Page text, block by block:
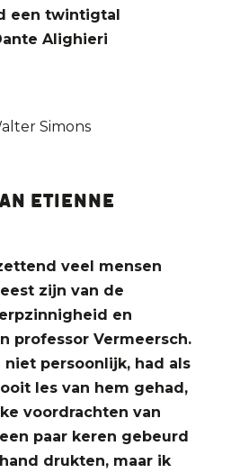
een twintigtal
Alighieri
Etienne
veel mensen
zijn van de
en
professor Vermeersch.
persoonlijk, had als
les van hem gehad,
voordrachten van
paar keren gebeurd
drukten, maar ik